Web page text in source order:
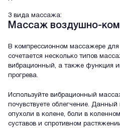
3 вида массажа:
Массаж воздушно-
В компрессионном массажере
сочетается несколько типов
вибрационный, а также функция
прогрева.
Используйте вибрационный
почувствуете облегчение.
опухоли в колене, боли в
суставов и спротивном